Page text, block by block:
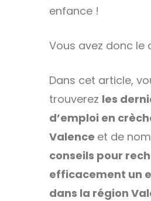
enfance !
Vous avez donc le
Dans cet article,
trouverez les
d’emploi en
Valence et de
conseils pour
efficacement un
dans la région